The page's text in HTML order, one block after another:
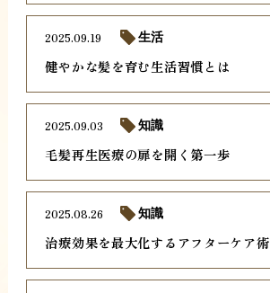
健やかな髪を育む生活習慣とは
2025.09.19 生活
毛髪再生医療の扉を開く第一歩
2025.09.03 知識
治療効果を最大化するアフターケア術
2025.08.26 知識